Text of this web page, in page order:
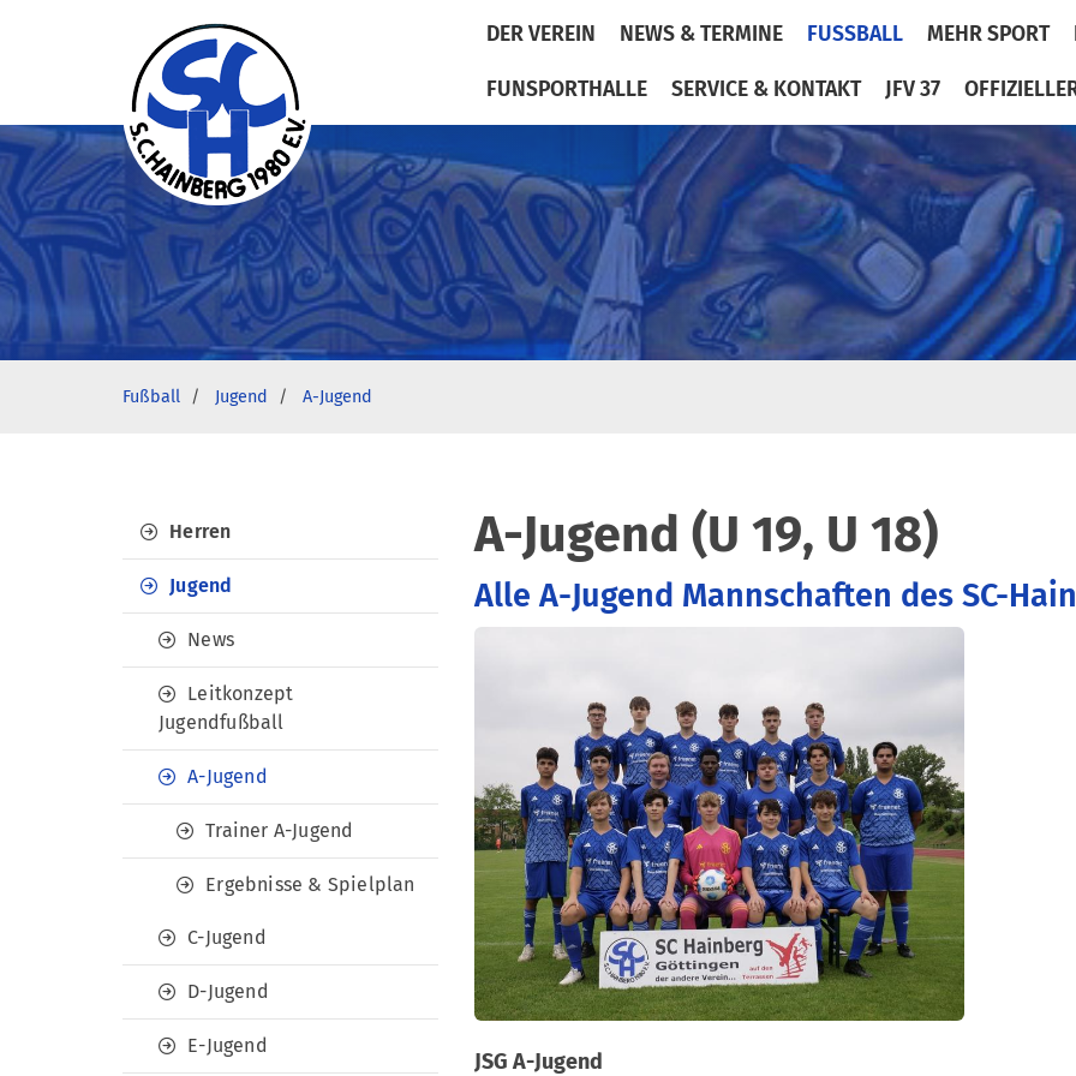
DER VEREIN NEWS & TERMINE FUSSBALL MEHR SPORT
FUNSPORTHALLE SERVICE & KONTAKT JFV 37
Fußball Jugend A-Jugend
A-Jugend (U 19, U 18)
Alle A-Jugend Mannschaften des SC-
JSG A-Jugend
Herren
Jugend
News
Leitkonzept
Jugendfußball
A-Jugend
Trainer A-Jugend
Ergebnisse & Spielplan
C-Jugend
D-Jugend
E-Jugend